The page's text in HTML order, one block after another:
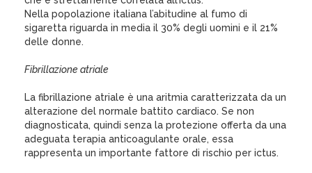
Nella popolazione italiana l’abitudine al fumo di
sigaretta riguarda in media il 30% degli uomini e il 21%
delle donne.
Fibrillazione atriale
La fibrillazione atriale è una aritmia caratterizzata da un
alterazione del normale battito cardiaco. Se non
diagnosticata, quindi senza la protezione offerta da una
adeguata terapia anticoagulante orale, essa
rappresenta un importante fattore di rischio per ictus.